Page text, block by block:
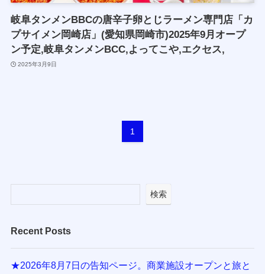
岐阜タンメンBBCの唐辛子卵とじラーメン専門店「カ
プサイメン岡崎店」(愛知県岡崎市)2025年9月オープ
ン予定,岐阜タンメンBCC,よってこや,エクセス,
2025年3月9日
1
検索
Recent Posts
★2026年8月7日の告知ページ。商業施設オープンと旅と